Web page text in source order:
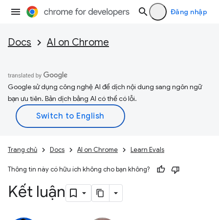
Đăng nhập
Docs AI on Chrome
Google sử dụng công nghệ AI để dịch nội dung sang ngôn ngữ
bạn ưu tiên. Bản dịch bằng AI có thể có lỗi.
Trang chủ Docs AI on Chrome Learn Evals
Thông tin này có hữu ích không cho bạn không?
Kết luận